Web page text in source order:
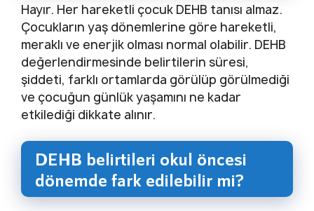
Hayır. Her hareketli çocuk DEHB tanısı almaz.
Çocukların yaş dönemlerine göre hareketli,
meraklı ve enerjik olması normal olabilir. DEHB
değerlendirmesinde belirtilerin süresi,
şiddeti, farklı ortamlarda görülüp görülmediği
ve çocuğun günlük yaşamını ne kadar
etkilediği dikkate alınır.
DEHB belirtileri okul öncesi
dönemde fark edilebilir mi?